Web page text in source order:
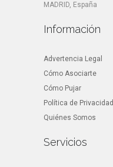
MADRID, España
Información
Advertencia Legal
Cómo Asociarte
Cómo Pujar
Política de Privacidad
Quiénes Somos
Servicios